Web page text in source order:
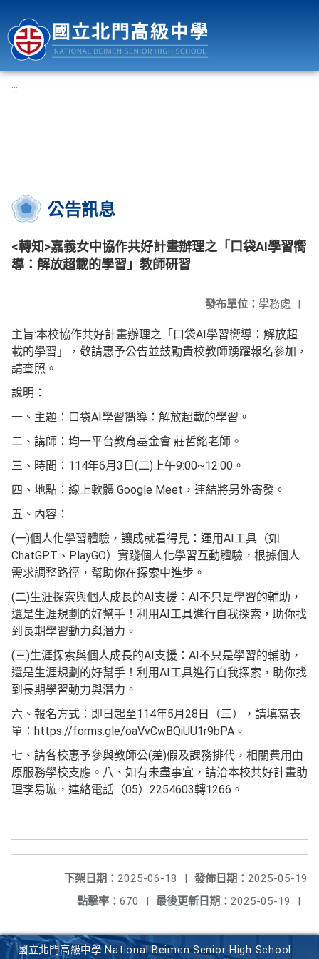
:::
公告訊息
<轉知>嘉義女中協作共好計畫辦理之「口袋AI學習嚮
導：解放超載的學習」教師研習
發布單位： 學務處 |
主旨:本校協作共好計畫辦理之「口袋AI學習嚮導：解放超
載的學習」，敬請惠予公告並鼓勵貴校教師踴躍報名參加，
請查照。
說明：
一、主題：口袋AI學習嚮導：解放超載的學習。
二、講師：均一平台教育基金會 莊哲銘老師。
三、時間：114年6月3日(二)上午9:00~12:00。
四、地點：線上軟體 Google Meet，連結將另外寄發。
五、內容：
(一)個人化學習體驗，讓成就看得見：運用AI工具（如
ChatGPT、PlayGO）實踐個人化學習互動體驗，根據個人
需求調整路徑，幫助你在探索中進步。
(二)生涯探索與個人成長的AI支援：AI不只是學習的輔助，
還是生涯規劃的好幫手！利用AI工具進行自我探索，助你找
到長期學習動力與潛力。
(三)生涯探索與個人成長的AI支援：AI不只是學習的輔助，
還是生涯規劃的好幫手！利用AI工具進行自我探索，助你找
到長期學習動力與潛力。
六、報名方式：即日起至114年5月28日（三），請填寫表
單：https://forms.gle/oaVvCwBQiUU1r9bPA。
七、請各校惠予參與教師公(差)假及課務排代，相關費用由
原服務學校支應。八、如有未盡事宜，請洽本校共好計畫助
理李易璇，連絡電話（05）2254603轉1266。
發佈日期： 2025-05-19
下架日期： 2025-06-18
|
最後更新日期： 2025-05-19 |
點擊率： 670 |
國立北門高級中學 National Beimen Senior High School